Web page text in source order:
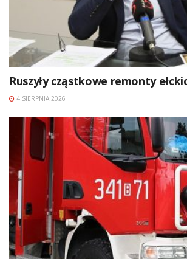
Ruszyły cząstkowe remonty
4 SIERPNIA 2026